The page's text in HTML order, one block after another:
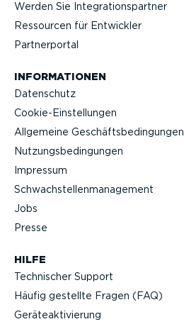
HILFE
Technischer Support
Häufig gestellte Fragen (FAQ)
Geräteak­ti­vierung
Werden Sie Integra­ti­ons­partner
Ressourcen für Entwickler
Partner­portal
INFOR­MA­TIONEN
Datenschutz
Cookie-Ein­stel­lungen
Allgemeine Geschäfts­be­din­gungen
Nutzungs­be­din­gungen
Impressum
Schwach­stel­len­ma­nagement
Jobs
Presse